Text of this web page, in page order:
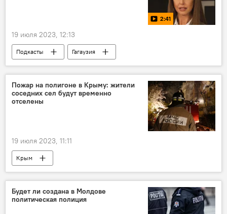
2:41
19 июля 2023, 12:13
Подкасты
Гагаузия
башкан Гагаузии
Молдова
В Молдове
Пожар на полигоне в Крыму: жители
соседних сел будут временно
отселены
19 июля 2023, 11:11
Крым
Будет ли создана в Молдове
политическая полиция